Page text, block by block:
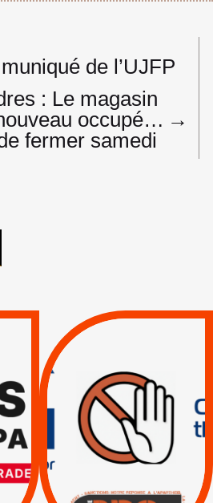
de l’UJFP
: Le magasin
occupé…
fermer samedi
→
RESPECT DU DROIT
INTERNATIONAL ?
TRUMP, MACRON :
MÊME COMBAT
| Actus |
| Boycott militaire |